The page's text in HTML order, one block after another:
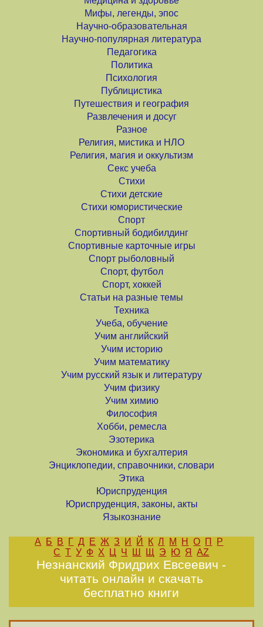
Мифы, легенды, эпос
Научно-образовательная
Научно-популярная литература
Педагогика
Политика
Психология
Публицистика
Путешествия и география
Развлечения и досуг
Разное
Религия, мистика и НЛО
Религия, магия и оккультизм
Секс учеба
Стихи
Стихи детские
Стихи юмористические
Спорт
Спортивный бодибилдинг
Спортивные карточные игры
Спорт рыболовный
Спорт, футбол
Спорт, хоккей
Статьи на разные темы
Техника
Учеба, обучение
Учим английский
Учим историю
Учим математику
Учим русский язык и литературу
Учим физику
Учим химию
Философия
Хобби, ремесла
Эзотерика
Экономика и бухгалтерия
Энциклопедии, справочники, словари
Этика
Юриспруденция
Юриспруденция, законы, акты
Языкознание
А Б В Г Д Е Ж З И Й К Л М Н О П
Р
С Т У Ф Х Ц Ч Ш Щ Э Ю Я AZ
Незнанский Фридрих Евсеевич -
читать онлайн и скачать
бесплатно книги